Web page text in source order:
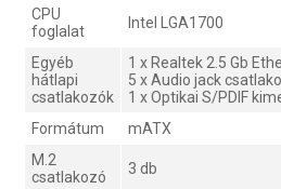
CPU
foglalat
Intel LGA1700
Egyéb
hátlapi
csatlakozók
1 x Realtek 2.5 Gb
5 x Audio jack
1 x Optikai S/PDIF
Formátum
mATX
M.2
csatlakozó
3 db